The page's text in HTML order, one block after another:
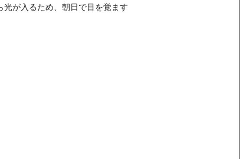
が入るため、朝日で目を覚ます